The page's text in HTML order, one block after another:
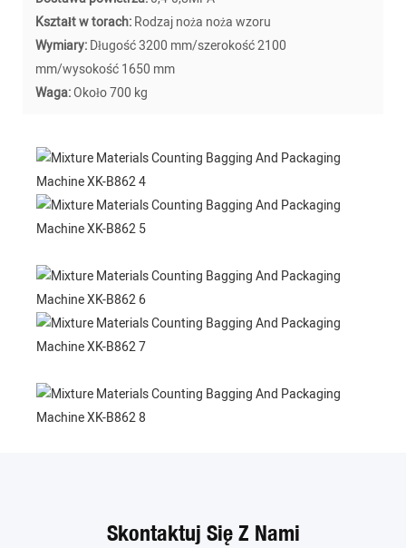
Kształt w torach:Rodzaj noża noża wzoru
Wymiary:Długość 3200 mm/szerokość 2100
mm/wysokość 1650 mm
Waga:Około 700 kg
Skontaktuj Się Z Nami